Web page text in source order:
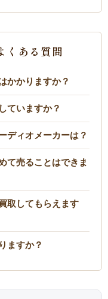
くある質問
かかりますか？
ていますか？
ディオメーカーは？
て売ることはできま
取してもらえます
ますか？